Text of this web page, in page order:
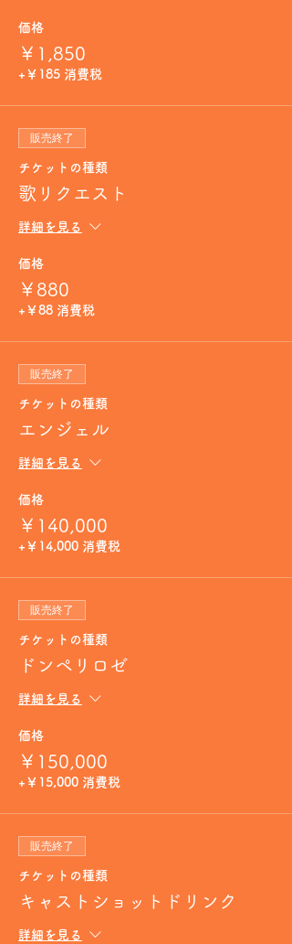
価格
￥1,850
+￥185 消費税
販売終了
チケットの種類
歌リクエスト
詳細を見る
価格
￥880
+￥88 消費税
販売終了
チケットの種類
エンジェル
詳細を見る
価格
￥140,000
+￥14,000 消費税
販売終了
チケットの種類
ドンペリロゼ
詳細を見る
価格
￥150,000
+￥15,000 消費税
販売終了
チケットの種類
キャストショットドリンク
詳細を見る